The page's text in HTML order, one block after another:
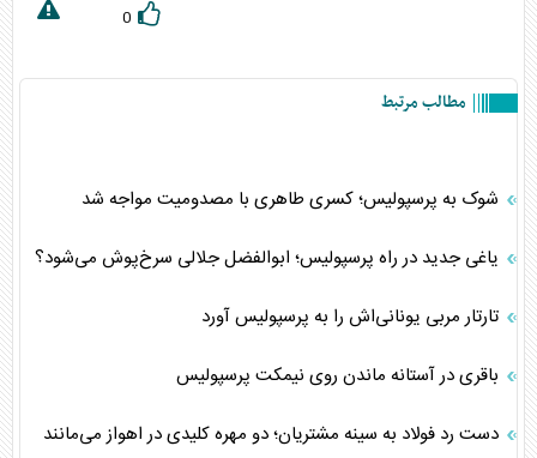
0
مطالب مرتبط
شوک به پرسپولیس؛ کسری طاهری با مصدومیت مواجه شد
یاغی جدید در راه پرسپولیس؛ ابوالفضل جلالی سرخ‌پوش می‌شود؟
تارتار مربی یونانی‌اش را به پرسپولیس آورد
باقری در آستانه ماندن روی نیمکت پرسپولیس
دست رد فولاد به سینه مشتریان؛ دو مهره کلیدی در اهواز می‌مانند